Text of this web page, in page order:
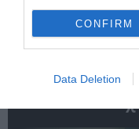
CONFIRM
Data Deletion